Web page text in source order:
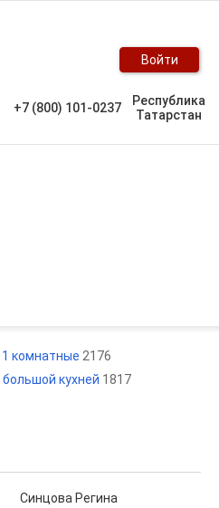
Войти
+7 (800) 101-0237
Республика
Татарстан
1 комнатные 2176
кухней 1817
Синцова Регина